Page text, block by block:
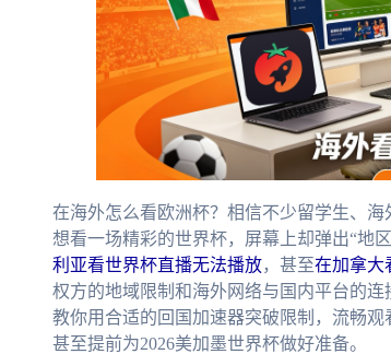
在海外怎么看欧洲杯？相信不少留学生、
想看一场精彩的世界杯，屏幕上却弹出“地
利亚看世界杯直播无法播放，甚至在加拿大
权方的地域限制和海外网络与国内平台的
教你用合适的回国加速器突破限制，流畅
甚至提前为2026美加墨世界杯做好准备。